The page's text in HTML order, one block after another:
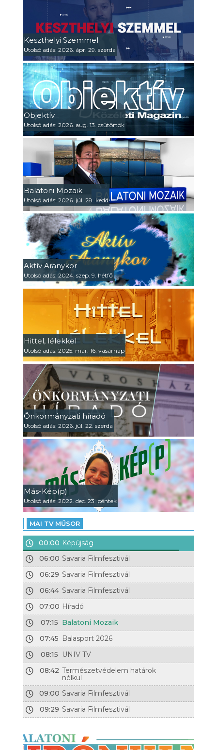
Keszthelyi Szemmel
Utolsó adás: 2026. ápr. 29. szerda
Objektív
Utolsó adás: 2026. aug. 13. csütörtök
Balatoni Mozaik
Utolsó adás: 2026. júl. 28. kedd
Aktív Aranykor
Utolsó adás: 2024. szep. 9. hétfő
Hittel, lélekkel
Utolsó adás: 2025. már. 16. vasárnap
Önkormányzati híradó
Utolsó adás: 2026. júl. 22. szerda
Más-Kép(p)
Utolsó adás: 2022. dec. 23. péntek
MAI TV MŰSOR
00:00 Képújság
06:00 Savaria Filmfesztivál
06:29 Savaria Filmfesztivál
06:44 Savaria Filmfesztivál
07:00 Híradó
07:15 Balatoni Mozaik
07:45 Balasport 2026
08:15
UNIV TV
08:42 Természetvédelem határok
nélkül
09:00 Savaria Filmfesztivál
09:29 Savaria Filmfesztivál